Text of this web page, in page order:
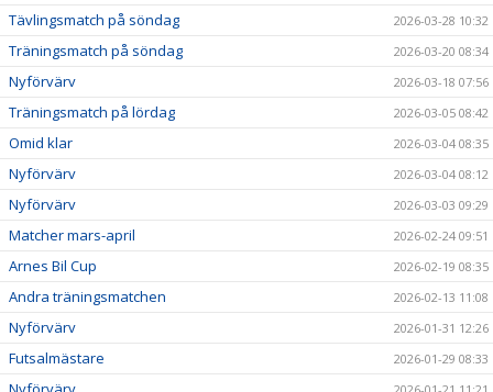
Tävlingsmatch på söndag 2026-03-28 10:32
Träningsmatch på söndag 2026-03-20 08:34
Nyförvärv 2026-03-18 07:56
Träningsmatch på lördag 2026-03-05 08:42
Omid klar 2026-03-04 08:35
Nyförvärv 2026-03-04 08:12
Nyförvärv 2026-03-03 09:29
Matcher mars-april 2026-02-24 09:51
Arnes Bil Cup 2026-02-19 08:35
Andra träningsmatchen 2026-02-13 11:08
Nyförvärv 2026-01-31 12:26
Futsalmästare 2026-01-29 08:33